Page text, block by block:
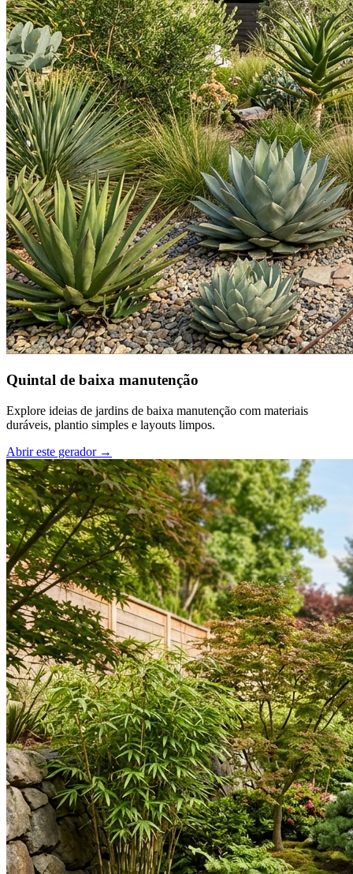
Quintal de baixa manutenção
Explore ideias de jardins de baixa manutenção com materiais
duráveis, plantio simples e layouts limpos.
Abrir este gerador→